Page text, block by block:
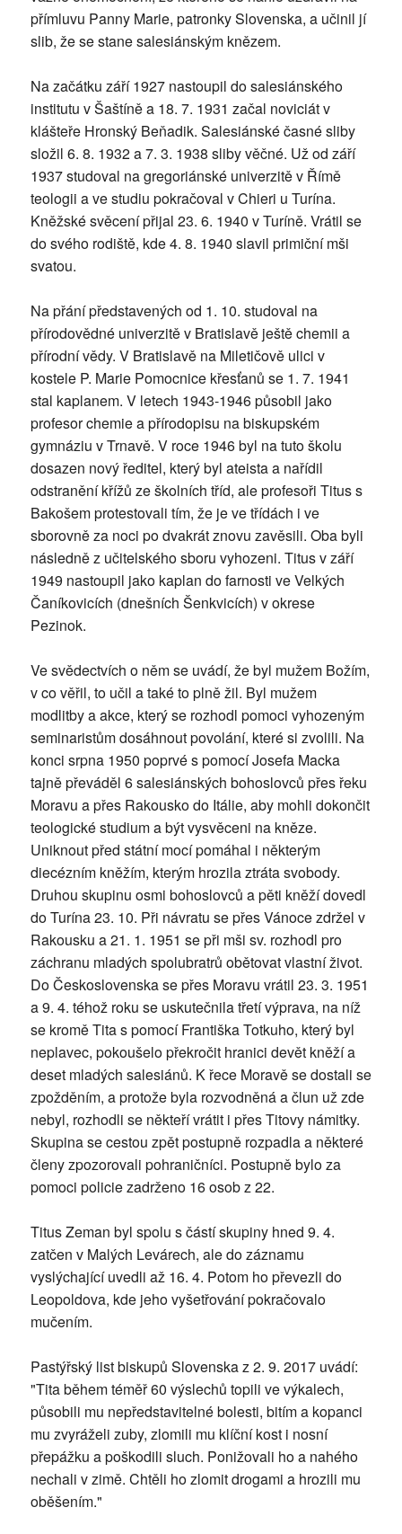
přímluvu Panny Marie, patronky Slovenska, a učinil jí
slib, že se stane salesiánským knězem.
Na začátku září 1927 nastoupil do salesiánského
institutu v Šaštíně a 18. 7. 1931 začal noviciát v
klášteře Hronský Beňadik. Salesiánské časné sliby
složil 6. 8. 1932 a 7. 3. 1938 sliby věčné. Už od září
1937 studoval na gregoriánské univerzitě v Římě
teologii a ve studiu pokračoval v Chieri u Turína.
Kněžské svěcení přijal 23. 6. 1940 v Turíně. Vrátil se
do svého rodiště, kde 4. 8. 1940 slavil primiční mši
svatou.
Na přání představených od 1. 10. studoval na
přírodovědné univerzitě v Bratislavě ještě chemii a
přírodní vědy. V Bratislavě na Miletičově ulici v
kostele P. Marie Pomocnice křesťanů se 1. 7. 1941
stal kaplanem. V letech 1943-1946 působil jako
profesor chemie a přírodopisu na biskupském
gymnáziu v Trnavě. V roce 1946 byl na tuto školu
dosazen nový ředitel, který byl ateista a nařídil
odstranění křížů ze školních tříd, ale profesoři Titus s
Bakošem protestovali tím, že je ve třídách i ve
sborovně za noci po dvakrát znovu zavěsili. Oba byli
následně z učitelského sboru vyhozeni. Titus v září
1949 nastoupil jako kaplan do farnosti ve Velkých
Čaníkovicích (dnešních Šenkvicích) v okrese
Pezinok.
Ve svědectvích o něm se uvádí, že byl mužem Božím,
v co věřil, to učil a také to plně žil. Byl mužem
modlitby a akce, který se rozhodl pomoci vyhozeným
seminaristům dosáhnout povolání, které si zvolili. Na
konci srpna 1950 poprvé s pomocí Josefa Macka
tajně převáděl 6 salesiánských bohoslovců přes řeku
Moravu a přes Rakousko do Itálie, aby mohli dokončit
teologické studium a být vysvěceni na kněze.
Uniknout před státní mocí pomáhal i některým
diecézním kněžím, kterým hrozila ztráta svobody.
Druhou skupinu osmi bohoslovců a pěti kněží dovedl
do Turína 23. 10. Při návratu se přes Vánoce zdržel v
Rakousku a 21. 1. 1951 se při mši sv. rozhodl pro
záchranu mladých spolubratrů obětovat vlastní život.
Do Československa se přes Moravu vrátil 23. 3. 1951
a 9. 4. téhož roku se uskutečnila třetí výprava, na níž
se kromě Tita s pomocí Františka Totkuho, který byl
neplavec, pokoušelo překročit hranici devět kněží a
deset mladých salesiánů. K řece Moravě se dostali se
zpožděním, a protože byla rozvodněná a člun už zde
nebyl, rozhodli se někteří vrátit i přes Titovy námitky.
Skupina se cestou zpět postupně rozpadla a některé
členy zpozorovali pohraničníci. Postupně bylo za
pomoci policie zadrženo 16 osob z 22.
Titus Zeman byl spolu s částí skupiny hned 9. 4.
zatčen v Malých Levárech, ale do záznamu
vyslýchající uvedli až 16. 4. Potom ho převezli do
Leopoldova, kde jeho vyšetřování pokračovalo
mučením.
Pastýřský list biskupů Slovenska z 2. 9. 2017 uvádí:
"Tita během téměř 60 výslechů topili ve výkalech,
působili mu nepředstavitelné bolesti, bitím a kopanci
mu zvyráželi zuby, zlomili mu klíční kost i nosní
přepážku a poškodili sluch. Ponižovali ho a nahého
nechali v zimě. Chtěli ho zlomit drogami a hrozili mu
oběšením."